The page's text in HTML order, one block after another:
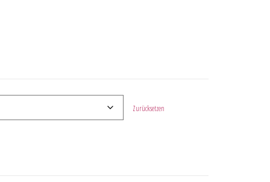
Zurücksetzen